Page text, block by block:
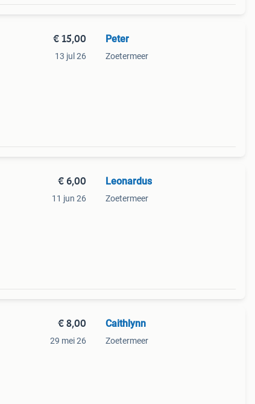
€ 15,00
13 jul 26
Peter
Zoetermeer
€ 6,00
11 jun 26
Leonardus
Zoetermeer
€ 8,00
29 mei 26
Caithlynn
Zoetermeer